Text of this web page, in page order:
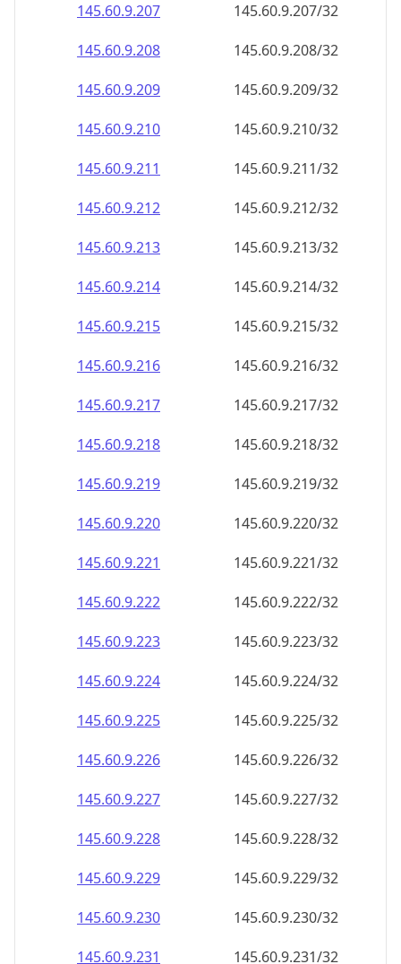
145.60.9.207
145.60.9.207/32
145.60.9.208
145.60.9.208/32
145.60.9.209
145.60.9.209/32
145.60.9.210
145.60.9.210/32
145.60.9.211
145.60.9.211/32
145.60.9.212
145.60.9.212/32
145.60.9.213
145.60.9.213/32
145.60.9.214
145.60.9.214/32
145.60.9.215
145.60.9.215/32
145.60.9.216
145.60.9.216/32
145.60.9.217
145.60.9.217/32
145.60.9.218
145.60.9.218/32
145.60.9.219
145.60.9.219/32
145.60.9.220
145.60.9.220/32
145.60.9.221
145.60.9.221/32
145.60.9.222
145.60.9.222/32
145.60.9.223
145.60.9.223/32
145.60.9.224
145.60.9.224/32
145.60.9.225
145.60.9.225/32
145.60.9.226
145.60.9.226/32
145.60.9.227
145.60.9.227/32
145.60.9.228
145.60.9.228/32
145.60.9.229
145.60.9.229/32
145.60.9.230
145.60.9.230/32
145.60.9.231
145.60.9.231/32